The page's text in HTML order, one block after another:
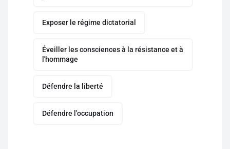
Exposer le régime dictatorial
Éveiller les consciences à la résistance et à
l'hommage
Défendre la liberté
Défendre l'occupation